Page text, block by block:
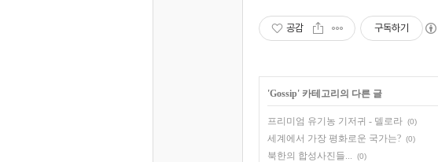
공감 구독하기
'Gossip' 카테고리의 다른 글
프리미엄 유기농 기저귀 - 델로라 (0)
세계에서 가장 평화로운 국가는? (0)
북한의 합성사진들... (0)